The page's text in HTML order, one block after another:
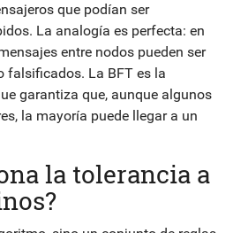
que podían ser
La analogía es perfecta: en
entre nodos pueden ser
falsificados. La BFT es la
garantiza que, aunque algunos
la mayoría puede llegar a un
la tolerancia a